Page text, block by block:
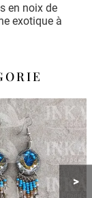
en noix de
exotique à